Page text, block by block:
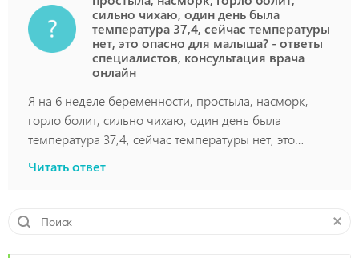
сильно чихаю, один день была
температура 37,4, сейчас температуры
нет, это опасно для малыша? - ответы
специалистов, консультация врача
онлайн
Я на 6 неделе беременности, простыла, насморк,
горло болит, сильно чихаю, один день была
температура 37,4, сейчас температуры нет, это
Читать ответ